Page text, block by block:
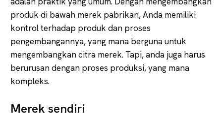
produk di bawah merek pabrikan, Anda memiliki
kontrol terhadap produk dan proses
pengembangannya, yang mana berguna untuk
mengembangkan citra merek. Tapi, anda juga harus
berurusan dengan proses produksi, yang mana
kompleks.
Merek sendiri